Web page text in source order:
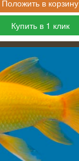
Положить в корзину
Купить в 1 клик